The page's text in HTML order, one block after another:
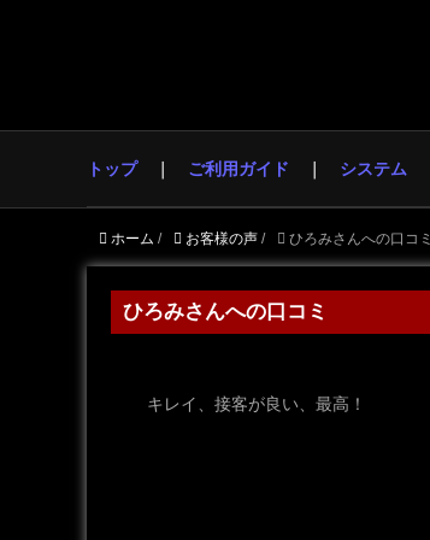
トップ ご利用ガイド システム
ホーム / お客様の声 / ひろみさんへの口コミ
ひろみさんへの口コミ
キレイ、接客が良い、最高！